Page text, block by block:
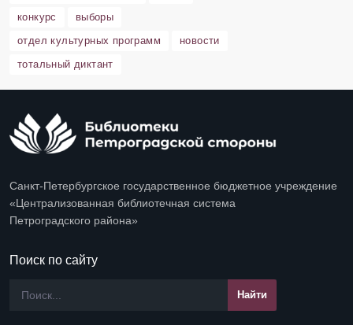
конкурс
выборы
отдел культурных программ
новости
тотальный диктант
Санкт-Петербургское государственное бюджетное учреждение
«Централизованная библиотечная система
Петроградского района»
Поиск по сайту